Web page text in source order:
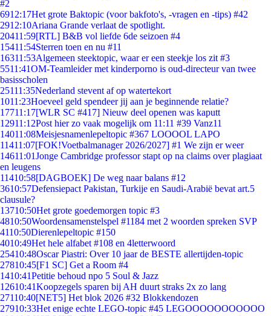
#2
6912:17Het grote Baktopic (voor bakfoto's, -vragen en -tips) #42
2912:10Ariana Grande verlaat de spotlight.
20411:59[RTL] B&B vol liefde 6de seizoen #4
15411:54Sterren toen en nu #11
16311:53Algemeen steektopic, waar er een steekje los zit #3
5511:41OM-Teamleider met kinderporno is oud-directeur van twee
basisscholen
25111:35Nederland stevent af op watertekort
1011:23Hoeveel geld spendeer jij aan je beginnende relatie?
17711:17[WLR SC #417] Nieuw deel openen was kaputt
12911:12Post hier zo vaak mogelijk om 11:11 #39 Vanz11
14011:08Meisjesnamenlepeltopic #367 LOOOOL LAPO
11411:07[FOK!Voetbalmanager 2026/2027] #1 We zijn er weer
14611:01Jonge Cambridge professor stapt op na claims over plagiaat
en leugens
11410:58[DAGBOEK] De weg naar balans #12
3610:57Defensiepact Pakistan, Turkije en Saudi-Arabië bevat art.5
clausule?
13710:50Het grote goedemorgen topic #3
4810:50Woordensamenstelspel #1184 met 2 woorden spreken SVP
4110:50Dierenlepeltopic #150
4010:49Het hele alfabet #108 en 4letterwoord
25410:48Oscar Piastri: Over 10 jaar de BESTE allertijden-topic
27810:45[F1 SC] Get a Room #4
1410:41Petitie behoud npo 5 Soul & Jazz
12610:41Koopzegels sparen bij AH duurt straks 2x zo lang
27110:40[NET5] Het blok 2026 #32 Blokkendozen
27910:33Het enige echte LEGO-topic #45 LEGOOOOOOOOOOO